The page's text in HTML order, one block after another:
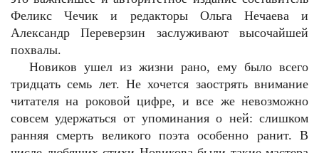
Феликс Чечик и редакторы Ольга Нечаева и
Александр Переверзин заслуживают высочайшей
похвалы.
Новиков ушел из жизни рано, ему было всего
тридцать семь лет. Не хочется заострять внимание
читателя на роковой цифре, и все же невозможно
совсем удержаться от упоминания о ней: слишком
ранняя смерть великого поэта особенно ранит. В